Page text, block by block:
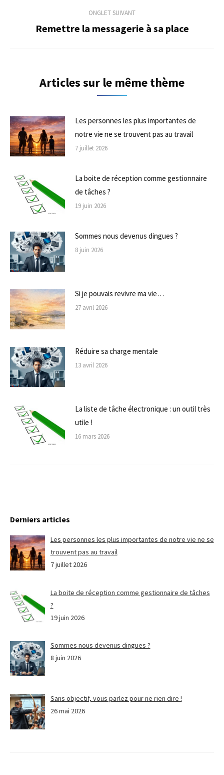
commentaireONGLET SUIVANT
Onglet
Remettre la messagerie à sa place
Articles sur le même thème
Les personnes les plus importantes de
notre vie ne se trouvent pas au travail
7 juillet 2026
La boite de réception comme gestionnaire
de tâches ?
19 juin 2026
Sommes nous devenus dingues ?
8 juin 2026
Si je pouvais revivre ma vie…
27 avril 2026
Réduire sa charge mentale
13 avril 2026
La liste de tâche électronique : un outil très
utile !
16 mars 2026
Derniers articles
Les personnes les plus importantes de notre vie ne se
trouvent pas au travail
7 juillet 2026
La boite de réception comme gestionnaire de tâches
?
19 juin 2026
Sommes nous devenus dingues ?
8 juin 2026
Sans objectif, vous parlez pour ne rien dire !
26 mai 2026